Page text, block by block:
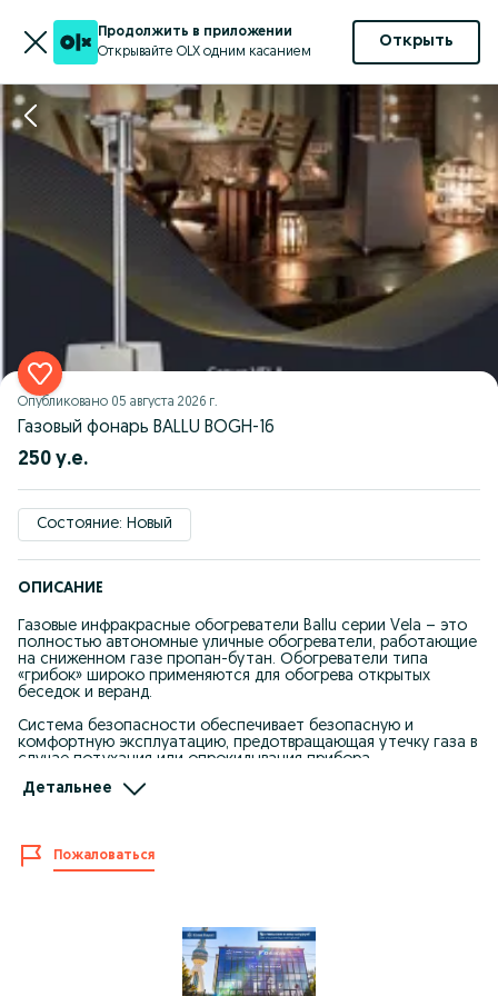
Продолжить в приложении
Открывайте OLX одним касанием
Открыть
Опубликовано 05 августа 2026 г.
Газовый фонарь BALLU BOGH-16
250 у.е.
Состояние: Новый
ОПИСАНИЕ
Газовые инфракрасные обогреватели Ballu серии Vela – это
полностью автономные уличные обогреватели, работающие
на сниженном газе пропан-бутан. Обогреватели типа
«грибок» широко применяются для обогрева открытых
беседок и веранд.
Система безопасности обеспечивает безопасную и
комфортную эксплуатацию, предотвращающая утечку газа в
случае потухания или опрокидывания прибора.
Внутреннее пространство способно вместить и закрепить
высота 590 мм.
Отличительные особенности
Плавная регулировка мощности
Совместная разработка инженеров Ballu и РАН Института
Механики им. М.Т. Калашникова.
Нержавеющая сталь AISI 430 толщиной 2 мм
Детальнее
Пожаловаться